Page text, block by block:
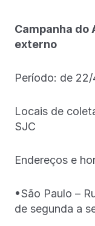
Campanha do
externo
Período: de
Locais de
SJC
Endereços e
•São Paulo –
de segunda a